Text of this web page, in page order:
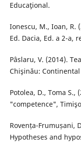
Educaţional.
Ionescu, M., Ioan, R.
Ed. Dacia, Ed. a 2-a,
Pâslaru, V. (2014).
Chişinău:
Potolea, D., Toma
"competence",
Rovența-Frumușani,
Hypotheses and